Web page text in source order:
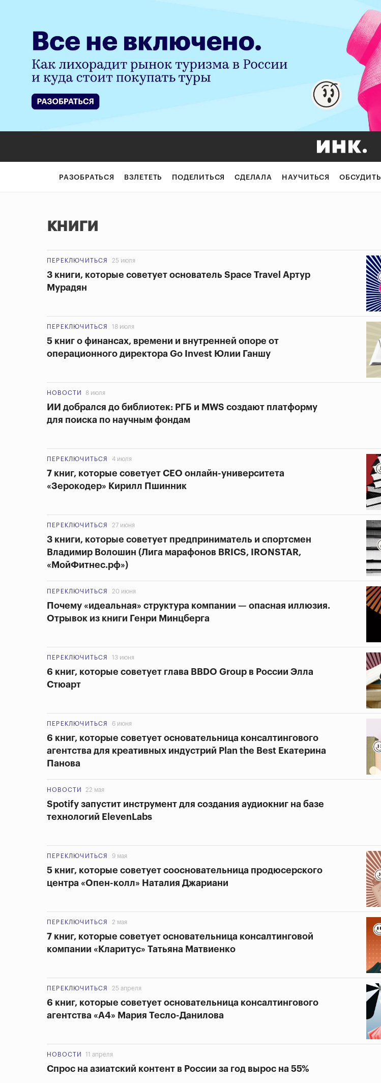
РАЗОБРАТЬСЯ ВЗЛЕТЕТЬ ПОДЕЛИТЬСЯ СДЕЛАЛА НАУЧИТЬСЯ ОБСУДИТЬ
книги
ПЕРЕКЛЮЧИТЬСЯ 25 июля
3 книги, которые советует основатель Space Travel Артур
Мурадян
ПЕРЕКЛЮЧИТЬСЯ 18 июля
5 книг о финансах, времени и внутренней опоре от
операционного директора Go Invest Юлии Ганшу
НОВОСТИ 8 июля
ИИ добрался до библиотек: РГБ и MWS создают платформу
для поиска по научным фондам
ПЕРЕКЛЮЧИТЬСЯ 4 июля
7 книг, которые советует CEO онлайн-университета
«Зерокодер» Кирилл Пшинник
ПЕРЕКЛЮЧИТЬСЯ 27 июня
3 книги, которые советует предприниматель и спортсмен
Владимир Волошин (Лига марафонов BRICS, IRONSTAR,
«МойФитнес.рф»)
ПЕРЕКЛЮЧИТЬСЯ 20 июня
Почему «идеальная» структура компании — опасная иллюзия.
Отрывок из книги Генри Минцберга
ПЕРЕКЛЮЧИТЬСЯ 13 июня
6 книг, которые советует глава BBDO Group в России Элла
Стюарт
ПЕРЕКЛЮЧИТЬСЯ 6 июня
6 книг, которые советует основательница консалтингового
агентства для креативных индустрий Plan the Best Екатерина
Панова
НОВОСТИ 22 мая
Spotify запустит инструмент для создания аудиокниг на базе
технологий ElevenLabs
ПЕРЕКЛЮЧИТЬСЯ 9 мая
5 книг, которые советует соосновательница продюсерского
центра «Опен-колл» Наталия Джариани
ПЕРЕКЛЮЧИТЬСЯ 2 мая
7 книг, которые советует основательница консалтинговой
компании «Кларитус» Татьяна Матвиенко
ПЕРЕКЛЮЧИТЬСЯ 25 апреля
6 книг, которые советует основательница консалтингового
агентства «А4» Мария Тесло-Данилова
НОВОСТИ 11 апреля
Спрос на азиатский контент в России за год вырос на 55%